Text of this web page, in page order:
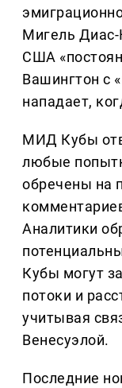
Мигель Диас-
США
Вашингтон с
нападает,
МИД Кубы
любые
обречены на
Аналитики
Кубы могут
потоки и
учитывая
Венесуэлой.
Последние